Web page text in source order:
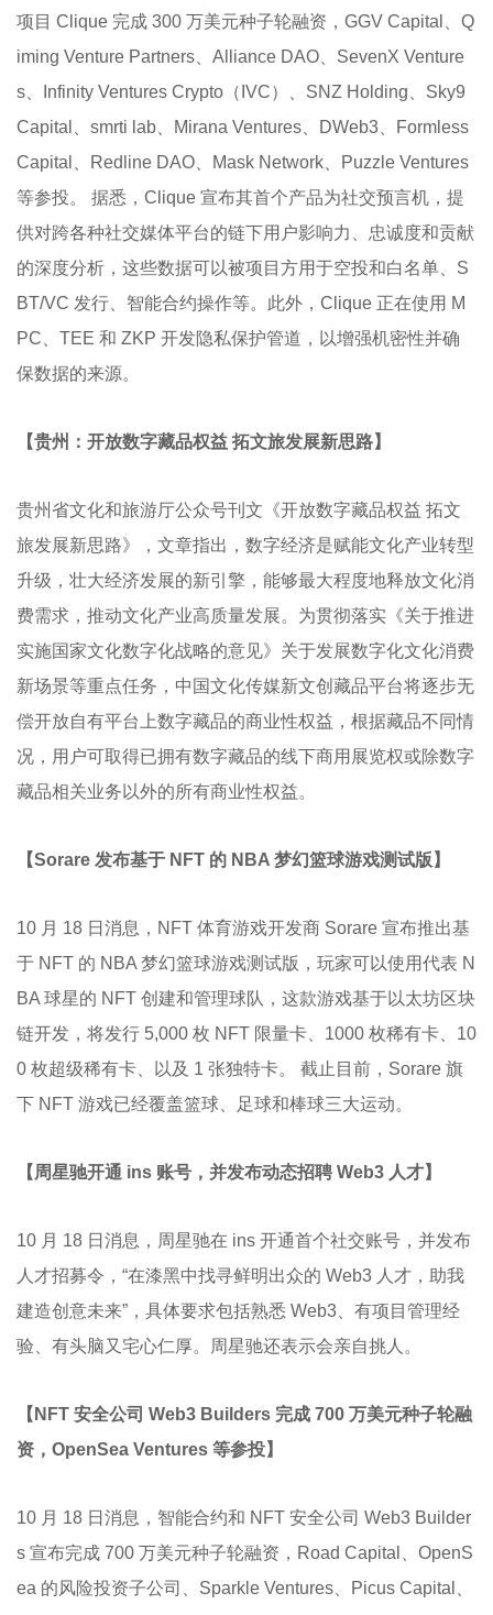
项目 Clique 完成 300 万美元种子轮融资，GGV Capital、Q
iming Venture Partners、Alliance DAO、SevenX Venture
s、Infinity Ventures Crypto（IVC）、SNZ Holding、Sky9
Capital、smrti lab、Mirana Ventures、DWeb3、Formless
Capital、Redline DAO、Mask Network、Puzzle Ventures
等参投。 据悉，Clique 宣布其首个产品为社交预言机，提
供对跨各种社交媒体平台的链下用户影响力、忠诚度和贡献
的深度分析，这些数据可以被项目方用于空投和白名单、S
BT/VC 发行、智能合约操作等。此外，Clique 正在使用 M
PC、TEE 和 ZKP 开发隐私保护管道，以增强机密性并确
保数据的来源。
【贵州：开放数字藏品权益 拓文旅发展新思路】
贵州省文化和旅游厅公众号刊文《开放数字藏品权益 拓文
旅发展新思路》，文章指出，数字经济是赋能文化产业转型
升级，壮大经济发展的新引擎，能够最大程度地释放文化消
费需求，推动文化产业高质量发展。为贯彻落实《关于推进
实施国家文化数字化战略的意见》关于发展数字化文化消费
新场景等重点任务，中国文化传媒新文创藏品平台将逐步无
偿开放自有平台上数字藏品的商业性权益，根据藏品不同情
况，用户可取得已拥有数字藏品的线下商用展览权或除数字
藏品相关业务以外的所有商业性权益。
【Sorare 发布基于 NFT 的 NBA 梦幻篮球游戏测试版】
10 月 18 日消息，NFT 体育游戏开发商 Sorare 宣布推出基
于 NFT 的 NBA 梦幻篮球游戏测试版，玩家可以使用代表 N
BA 球星的 NFT 创建和管理球队，这款游戏基于以太坊区块
链开发，将发行 5,000 枚 NFT 限量卡、1000 枚稀有卡、10
0 枚超级稀有卡、以及 1 张独特卡。 截止目前，Sorare 旗
下 NFT 游戏已经覆盖篮球、足球和棒球三大运动。
【周星驰开通 ins 账号，并发布动态招聘 Web3 人才】
10 月 18 日消息，周星驰在 ins 开通首个社交账号，并发布
人才招募令，“在漆黑中找寻鲜明出众的 Web3 人才，助我
建造创意未来”，具体要求包括熟悉 Web3、有项目管理经
验、有头脑又宅心仁厚。周星驰还表示会亲自挑人。
【NFT 安全公司 Web3 Builders 完成 700 万美元种子轮融
资，OpenSea Ventures 等参投】
10 月 18 日消息，智能合约和 NFT 安全公司 Web3 Builder
s 宣布完成 700 万美元种子轮融资，Road Capital、OpenS
ea 的风险投资子公司、Sparkle Ventures、Picus Capital、